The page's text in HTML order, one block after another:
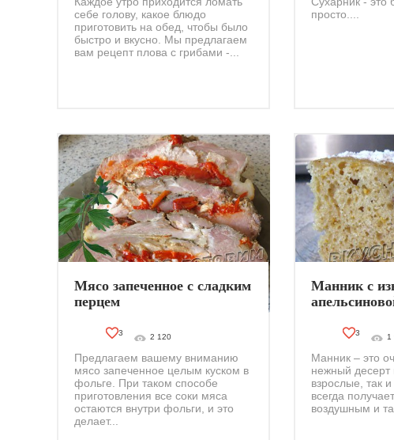
себе голову, какое блюдо
приготовить на обед, чтобы было
быстро и вкусно. Мы предлагаем
вам рецепт плова с грибами -...
просто....
Мясо запеченное с сладким
перцем
3 2 120
Предлагаем вашему вниманию
мясо запеченное целым куском в
фольге. При таком способе
приготовления все соки мяса
остаются внутри фольги, и это
делает...
Манник с
3 1
Манник – это
нежный десерт
взрослые, так
всегда
воздушным и